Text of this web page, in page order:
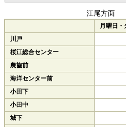
月曜日・
江尾方面
川戸
桜江総合センター
農協前
海洋センター前
小田下
小田中
城下